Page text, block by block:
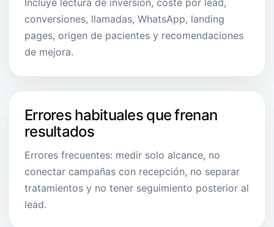
conversiones, llamadas, WhatsApp, landing
pages, origen de pacientes y recomendaciones
de mejora.
Errores habituales que frenan
resultados
Errores frecuentes: medir solo alcance, no
conectar campañas con recepción, no separar
tratamientos y no tener seguimiento posterior al
lead.